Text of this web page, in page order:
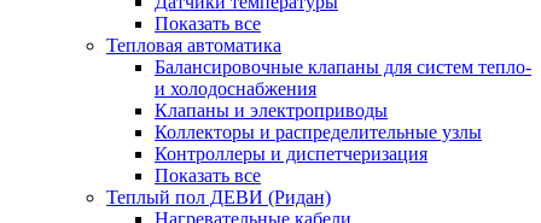
Показать все
Тепловая автоматика
Балансировочные клапаны для систем тепло-
и холодоснабжения
Клапаны и электроприводы
Коллекторы и распределительные узлы
Контроллеры и диспетчеризация
Показать все
Теплый пол ДЕВИ (Ридан)
Нагревательные кабели